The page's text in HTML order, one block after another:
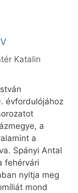
Katalin
évfordulójához
a
a
Spányi Antal
fehérvári
nyitja meg
mond